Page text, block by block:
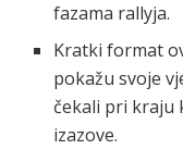
fazama rallyja.
Kratki format
pokažu svoje
čekali pri kraju
izazove.